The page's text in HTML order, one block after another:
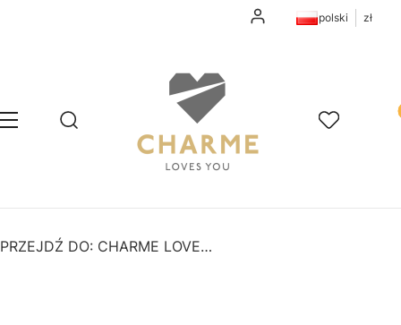
Zaloguj siępolski zł
Menu Otwórz wyszukiwarkę
Szukaj Ulubione
PRZEJDŹ DO: CHARME LOVES YOU